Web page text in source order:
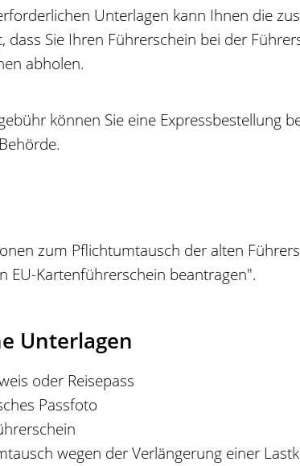
Unterlagen kann Ihnen die
dass Sie Ihren Führerschein bei der
abholen.
können Sie eine Expressbestellung
zum Pflichtumtausch der alten
EU-Kartenführerschein beantragen".
Unterlagen
oder Reisepass
Passfoto
wegen der Verlängerung einer